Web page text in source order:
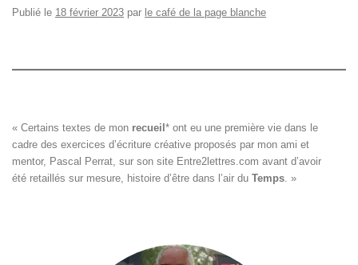
Publié le 18 février 2023 par le café de la page blanche
« Certains textes de mon recueil* ont eu une première vie dans le
cadre des exercices d’écriture créative proposés par mon ami et
mentor, Pascal Perrat, sur son site Entre2lettres.com avant d’avoir
été retaillés sur mesure, histoire d’être dans l’air du Temps . »